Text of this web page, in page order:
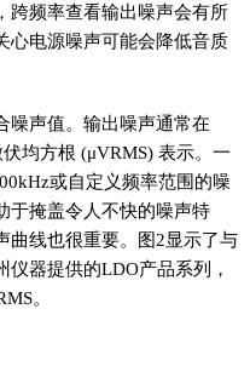
跨频率查看输出噪声会有所
心电源噪声可能会降低音质
噪声值。输出噪声通常在
均方根 (μVRMS) 表示。一
或自定义频率范围的噪
于掩盖令人不快的噪声特
曲线也很重要。图2显示了与
器提供的LDO产品系列，
。